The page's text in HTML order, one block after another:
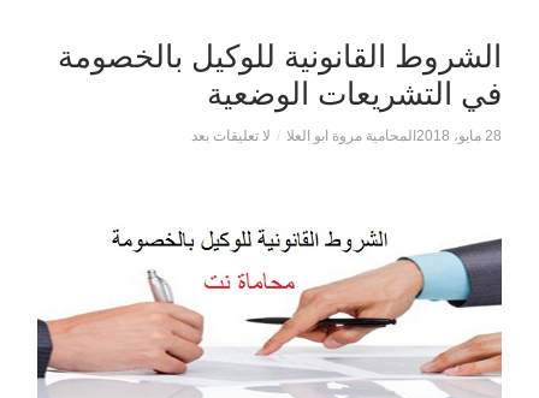
الشروط القانونية للوكيل بالخصومة
في التشريعات الوضعية
28 مايو، 2018 المحامية مروة ابو العلا / لا تعليقات بعد